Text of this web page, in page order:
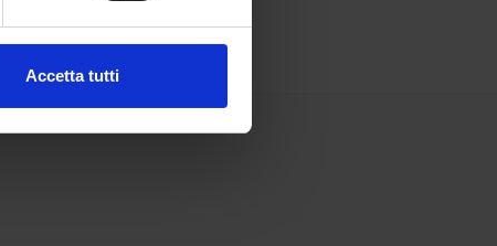
che hai fornito loro o
Accetta tutti